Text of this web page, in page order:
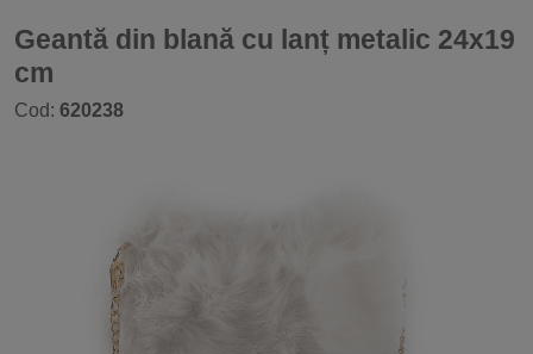
Geantă din blană cu lanț metalic 24x19
cm
Cod: 620238